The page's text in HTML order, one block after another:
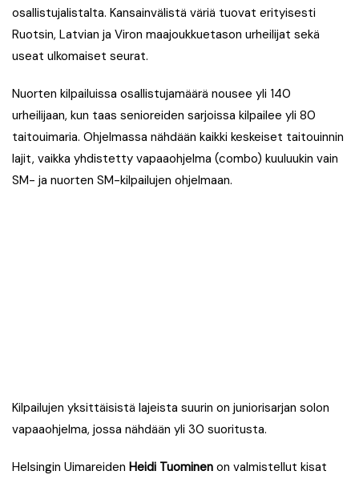
osallistujalistalta. Kansainvälistä väriä tuovat erityisesti
Ruotsin, Latvian ja Viron maajoukkuetason urheilijat sekä
useat ulkomaiset seurat.
Nuorten kilpailuissa osallistujamäärä nousee yli 140
urheilijaan, kun taas senioreiden sarjoissa kilpailee yli 80
taitouimaria. Ohjelmassa nähdään kaikki keskeiset taitouinnin
lajit, vaikka yhdistetty vapaaohjelma (combo) kuuluukin vain
SM- ja nuorten SM-kilpailujen ohjelmaan.
Kilpailujen yksittäisistä lajeista suurin on juniorisarjan solon
vapaaohjelma, jossa nähdään yli 30 suoritusta.
Helsingin Uimareiden Heidi Tuominen on valmistellut kisat